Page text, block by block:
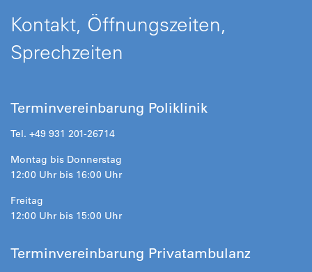
Kontakt, Öffnungszeiten,
Sprechzeiten
Terminvereinbarung Poliklinik
Tel. +49 931 201-26714
Montag bis Donnerstag
12:00 Uhr bis 16:00 Uhr
Freitag
12:00 Uhr bis 15:00 Uhr
Terminvereinbarung Privatambulanz